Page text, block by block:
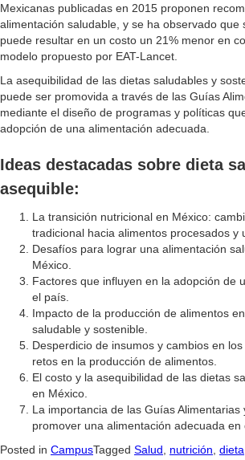
Mexicanas publicadas en 2015 proponen
alimentación saludable, y se ha observado que
puede resultar en un costo un 21% menor en
modelo propuesto por EAT-Lancet.
La asequibilidad de las dietas saludables y
puede ser promovida a través de las Guías
mediante el diseño de programas y políticas
adopción de una alimentación adecuada.
Ideas destacadas sobre dieta
asequible:
La transición nutricional en México:
tradicional hacia alimentos procesados y
Desafíos para lograr una alimentación
México.
Factores que influyen en la adopción de
el país.
Impacto de la producción de alimentos
saludable y sostenible.
Desperdicio de insumos y cambios en
retos en la producción de alimentos.
El costo y la asequibilidad de las dietas
en México.
La importancia de las Guías Alimentarias
promover una alimentación adecuada en
Posted in CampusTagged Salud nutrición dieta